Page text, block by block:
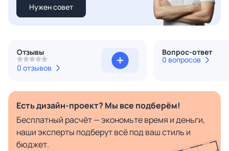
Нужен совет
Отзывы
0 отзывов
Вопрос-ответ
0 вопросов
Есть дизайн-проект? Мы все подберём!
Бесплатный расчёт — экономьте время и деньги,
наши эксперты подберут всё под ваш стиль и
бюджет.